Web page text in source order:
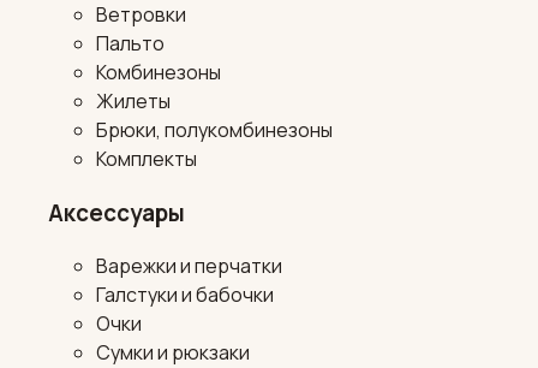
Ветровки
Пальто
Комбинезоны
Жилеты
Брюки, полукомбинезоны
Комплекты
Аксессуары
Варежки и перчатки
Галстуки и бабочки
Очки
Сумки и рюкзаки